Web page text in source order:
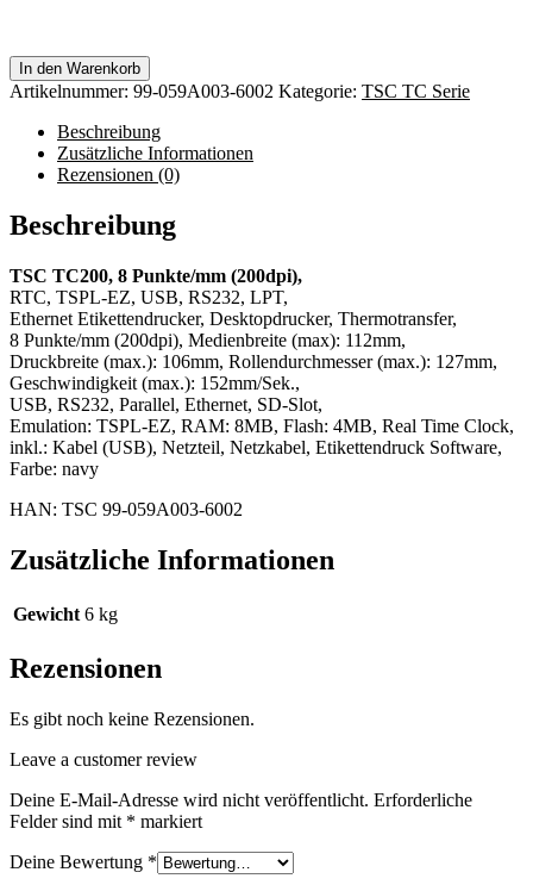
In den Warenkorb
Artikelnummer: 99-059A003-6002 Kategorie: TSC TC Serie
Beschreibung
Zusätzliche Informationen
Rezensionen (0)
Beschreibung
TSC TC200, 8 Punkte/mm (200dpi),
RTC, TSPL-EZ, USB, RS232, LPT,
Ethernet Etikettendrucker, Desktopdrucker, Thermotransfer,
8 Punkte/mm (200dpi), Medienbreite (max): 112mm,
Druckbreite (max.): 106mm, Rollendurchmesser (max.): 127mm,
Geschwindigkeit (max.): 152mm/Sek.,
USB, RS232, Parallel, Ethernet, SD-Slot,
Emulation: TSPL-EZ, RAM: 8MB, Flash: 4MB, Real Time Clock,
inkl.: Kabel (USB), Netzteil, Netzkabel, Etikettendruck Software,
Farbe: navy
HAN: TSC 99-059A003-6002
Zusätzliche Informationen
Gewicht 6 kg
Rezensionen
Es gibt noch keine Rezensionen.
Leave a customer review
Deine E-Mail-Adresse wird nicht veröffentlicht. Erforderliche
Felder sind mit * markiert
Deine Bewertung *